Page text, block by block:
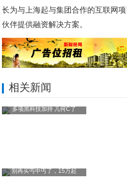
长为与上海起与集团合作的互联网
伙伴提供融资解决方案。
相关新闻
多项黑科技加持 几何C了
别再买丐中丐了，15万起